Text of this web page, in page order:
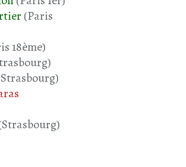
(Paris
18ème)